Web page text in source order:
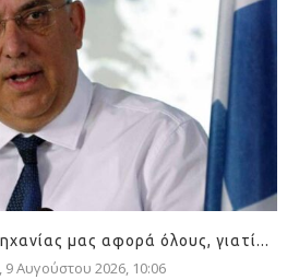
μας αφορά όλους, γιατί...
9 Αυγούστου 2026, 10:06